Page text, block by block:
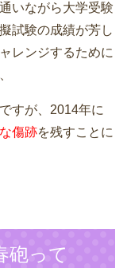
いながら大学受験
試験の成績が芳し
レンジするために
すが、2014年に
傷跡を残すことに
砲って